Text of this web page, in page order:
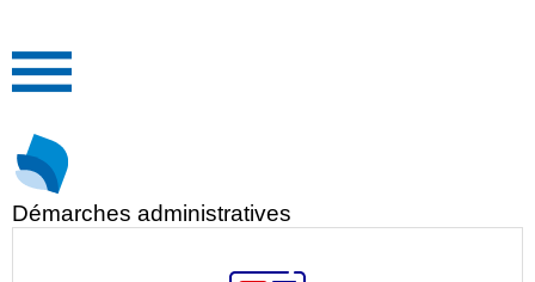
Démarches administratives